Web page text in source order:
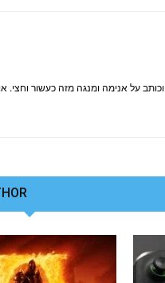
וכותב על אנימה ומנגה מזה כעשור וחצי.